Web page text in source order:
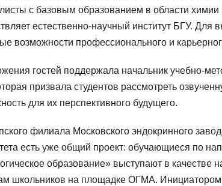
с базовым образованием в области
естественно-научный институт БГУ. Для
возможности профессионального и
гостей поддержала начальник учебно-
призвала студентов рассмотреть
для их перспективного будущего.
филиала Московского эндокринного
есть уже общий проект: обучающиеся по
образование» выступают в качестве
школьников на площадке ОГМА.